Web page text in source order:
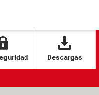
Descargas